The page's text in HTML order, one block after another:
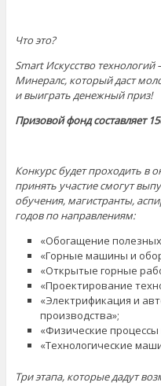
Что это?
Smart Искусство
Минералс, который даст
и выиграть денежный приз!
Призовой фонд составляет
Конкурс будет проходить в
принять участие смогут
обучения, магистранты,
годов по направлениям:
«Обогащение
«Горные машины и
«Открытые горные
«Проектирование
«Электрификация и
производства»;
«Физические процессы
«Технологические
Три этапа, которые дадут